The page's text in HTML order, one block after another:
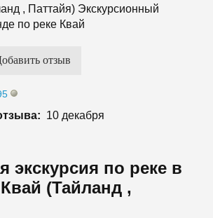
, Паттайя) Экскурсионный
по реке Квай
отзыв
10 декабря
экскурсия по реке в
(Тайланд ,